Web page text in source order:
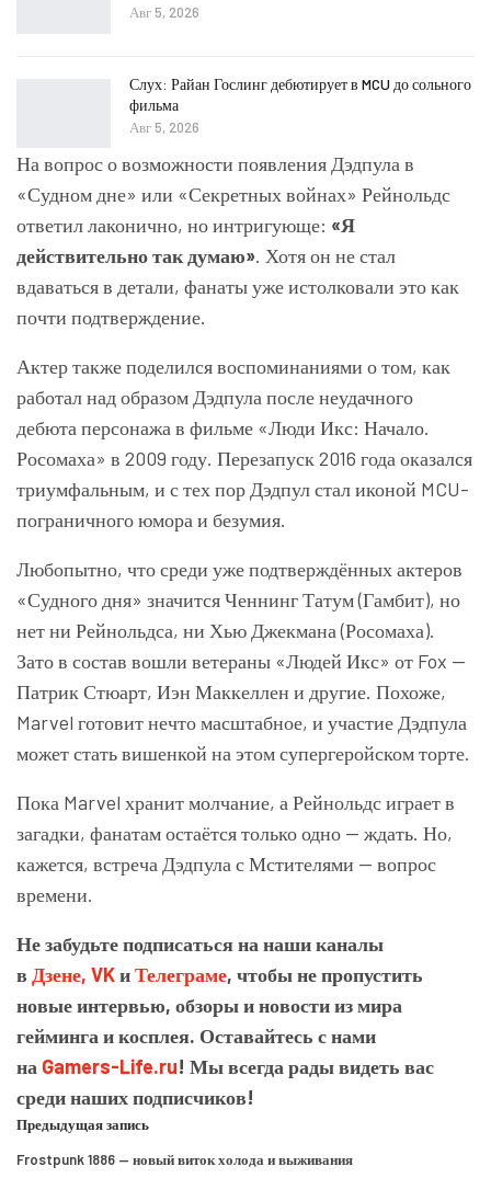
Авг 5, 2026
Слух: Райан Гослинг дебютирует в MCU до сольного
фильма
Авг 5, 2026
На вопрос о возможности появления Дэдпула в
«Судном дне» или «Секретных войнах» Рейнольдс
ответил лаконично, но интригующе: «Я
действительно так думаю». Хотя он не стал
вдаваться в детали, фанаты уже истолковали это как
почти подтверждение.
Актер также поделился воспоминаниями о том, как
работал над образом Дэдпула после неудачного
дебюта персонажа в фильме «Люди Икс: Начало.
Росомаха» в 2009 году. Перезапуск 2016 года оказался
триумфальным, и с тех пор Дэдпул стал иконой MCU-
пограничного юмора и безумия.
Любопытно, что среди уже подтверждённых актеров
«Судного дня» значится Ченнинг Татум (Гамбит), но
нет ни Рейнольдса, ни Хью Джекмана (Росомаха).
Зато в состав вошли ветераны «Людей Икс» от Fox —
Патрик Стюарт, Иэн Маккеллен и другие. Похоже,
Marvel готовит нечто масштабное, и участие Дэдпула
может стать вишенкой на этом супергеройском торте.
Пока Marvel хранит молчание, а Рейнольдс играет в
загадки, фанатам остаётся только одно — ждать. Но,
кажется, встреча Дэдпула с Мстителями — вопрос
времени.
Не забудьте подписаться на наши каналы
в Дзене, VKиТелеграме, чтобы не пропустить
новые интервью, обзоры и новости из мира
гейминга и косплея. Оставайтесь с нами
на Gamers-Life.ru! Мы всегда рады видеть вас
среди наших подписчиков!
Предыдущая запись
Frostpunk 1886 — новый виток холода и выживания